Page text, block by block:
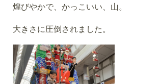
煌びやかで、かっこいい、山。
大きさに圧倒されました。